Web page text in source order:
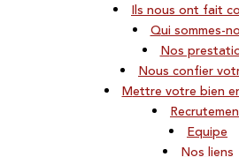
ils nous ont fait
qui sommes-
nos
nous confier
mettre votre bien
equipe
nos liens